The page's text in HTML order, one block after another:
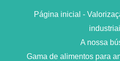
Página inicial -
A nossa
Gama de alimentos para